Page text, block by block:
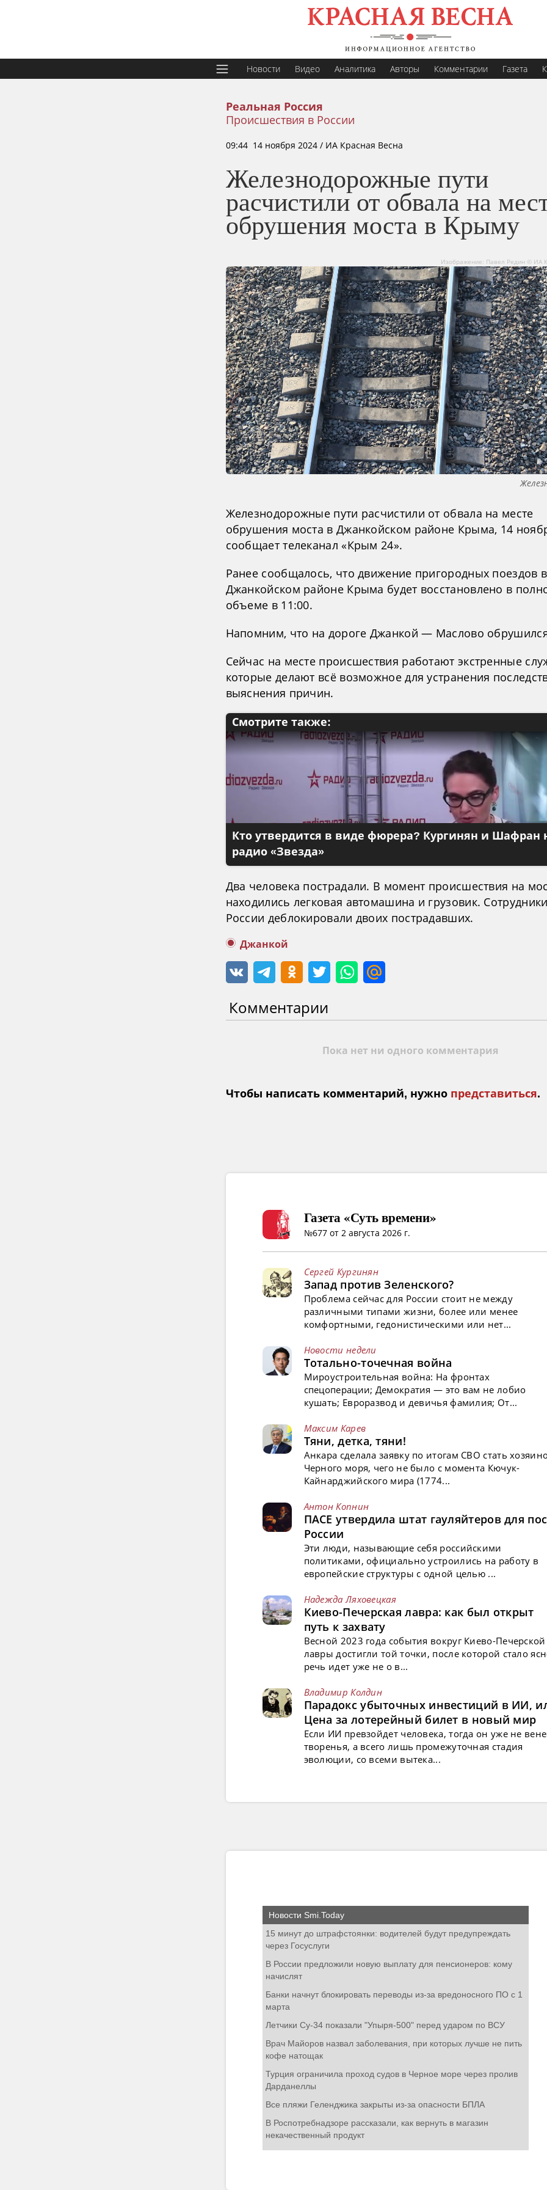
Новости Видео Аналитика Авторы Комментарии Газета
Реальная Россия
Происшествия в России
09:44 14 ноября 2024 / ИА Красная Весна
Железнодорожные пути
расчистили от обвала на
обрушения моста в Крыму
Изображение: Павел Редин © ИА
Железнодорожные пути расчистили от обвала на месте
обрушения моста в Джанкойском районе Крыма, 14
сообщает телеканал «Крым 24».
Ранее сообщалось, что движение пригородных поездов в
Джанкойском районе Крыма будет восстановлено в
объеме в 11:00.
Напомним, что на дороге Джанкой — Маслово
Сейчас на месте происшествия работают экстренные
которые делают всё возможное для устранения
выяснения причин.
Смотрите также:
Кто утвердится в виде фюрера? Кургинян и Шафран
радио «Звезда»
Два человека пострадали. В момент происшествия на
находились легковая автомашина и грузовик.
России деблокировали двоих пострадавших.
Джанкой
Комментарии
Пока нет ни одного комментария
Чтобы написать комментарий, нужно представиться.
Газета «Суть времени»
№677 от 2 августа 2026 г.
Сергей Кургинян
Запад против Зеленского?
Проблема сейчас для России стоит не между
различными типами жизни, более или менее
комфортными, гедонистическими или нет...
Новости недели
Тотально-точечная война
Мироустроительная война: На фронтах
спецоперации; Демократия — это вам не лобио
кушать; Евроразвод и девичья фамилия; От...
Максим Карев
Тяни, детка, тяни!
Анкара сделала заявку по итогам СВО стать
Черного моря, чего не было с момента Кючук-
Кайнарджийского мира (1774...
Антон Копнин
ПАСЕ утвердила штат гауляйтеров для
России
Эти люди, называющие себя российскими
политиками, официально устроились на работу в
европейские структуры с одной целью ...
Надежда Ляховецкая
Киево-Печерская лавра: как был открыт
путь к захвату
Весной 2023 года события вокруг Киево-Печерской
лавры достигли той точки, после которой стало
речь идет уже не о в...
Владимир Колдин
Парадокс убыточных инвестиций в ИИ,
Цена за лотерейный билет в новый мир
Если ИИ превзойдет человека, тогда он уже не
творенья, а всего лишь промежуточная стадия
эволюции, со всеми вытека...